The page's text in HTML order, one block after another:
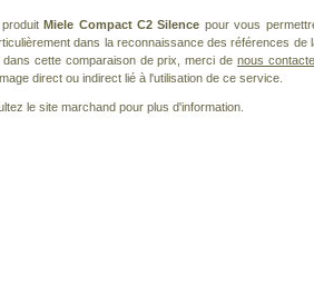
produitMiele Compact C2 Silence pour vous
dans la reconnaissance des références de
cette comparaison de prix, merci de nous
direct ou indirect lié à l'utilisation de ce service.
le site marchand pour plus d'information.